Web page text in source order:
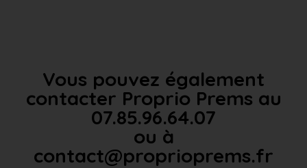
Vous pouvez également
contacter Proprio Prems au
07.85.96.64.07
ou à
contact@proprioprems.fr